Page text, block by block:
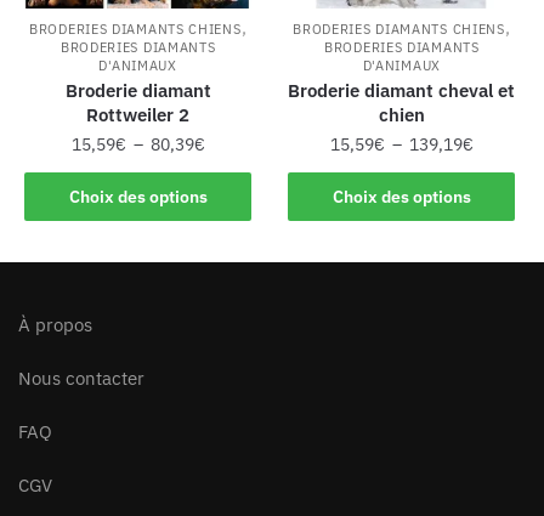
BRODERIES DIAMANTS CHIENS,
BRODERIES DIAMANTS
D'ANIMAUX
Broderie diamant
Rottweiler 2
15,59€ – 80,39€
Choix des options
BRODERIES DIAMANTS CHIENS,
BRODERIES DIAMANTS
D'ANIMAUX
Broderie diamant cheval et
chien
15,59€ – 139,19€
Choix des options
À propos
Nous contacter
FAQ
CGV